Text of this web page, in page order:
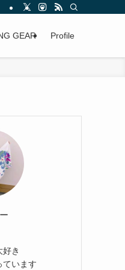
GEAR Profile
き
ています